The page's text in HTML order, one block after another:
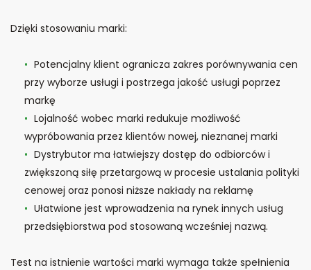
Dzięki stosowaniu marki:
Potencjalny klient ogranicza zakres porównywania cen
przy wyborze usługi i postrzega jakość usługi poprzez
markę
Lojalność wobec marki redukuje możliwość
wypróbowania przez klientów nowej, nieznanej marki
Dystrybutor ma łatwiejszy dostęp do odbiorców i
zwiększoną siłę przetargową w procesie ustalania polityki
cenowej oraz ponosi niższe nakłady na reklamę
Ułatwione jest wprowadzenia na rynek innych usług
przedsiębiorstwa pod stosowaną wcześniej nazwą.
Test na istnienie wartości marki wymaga także spełnienia